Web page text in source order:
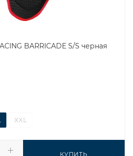
BARRICADE S/S черная
КУПИТЬ
XXL